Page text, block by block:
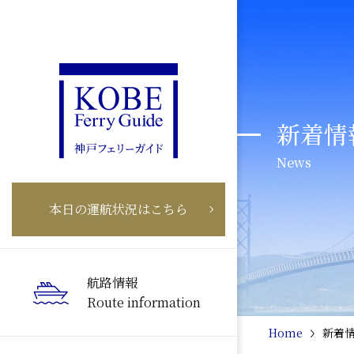
本日の運航状況はこちら
航路情報
Route information
新着
News
Home 新着